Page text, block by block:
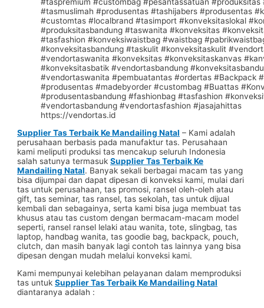
https://vendortas.id
Supplier Tas Terbaik Ke Mandailing Natal – Kami adalah
perusahaan berbasis pada manufaktur tas. Perusahaan
kami meliputi produksi tas mencakup seluruh Indonesia
salah satunya termasukSupplier Tas Terbaik Ke
Mandailing Natal. Banyak sekali berbagai macam tas yang
bisa dijumpai dan dapat dipesan di konveksi kami, mulai dari
tas untuk perusahaan, tas promosi, ransel oleh-oleh atau
gift, tas seminar, tas ransel, tas sekolah, tas untuk dijual
kembali dan sebagainya, serta kami bisa juga membuat tas
khusus atau tas custom dengan bermacam-macam model
seperti, ransel ransel lelaki atau wanita, tote, slingbag, tas
laptop, handbag wanita, tas goodie bag, backpack, pouch,
clutch, dan masih banyak lagi contoh tas lainnya yang bisa
dipesan dengan mudah melalui konveksi kami.
Kami mempunyai kelebihan pelayanan dalam memproduksi
tas untukSupplier Tas Terbaik Ke Mandailing Natal
diantaranya adalah :